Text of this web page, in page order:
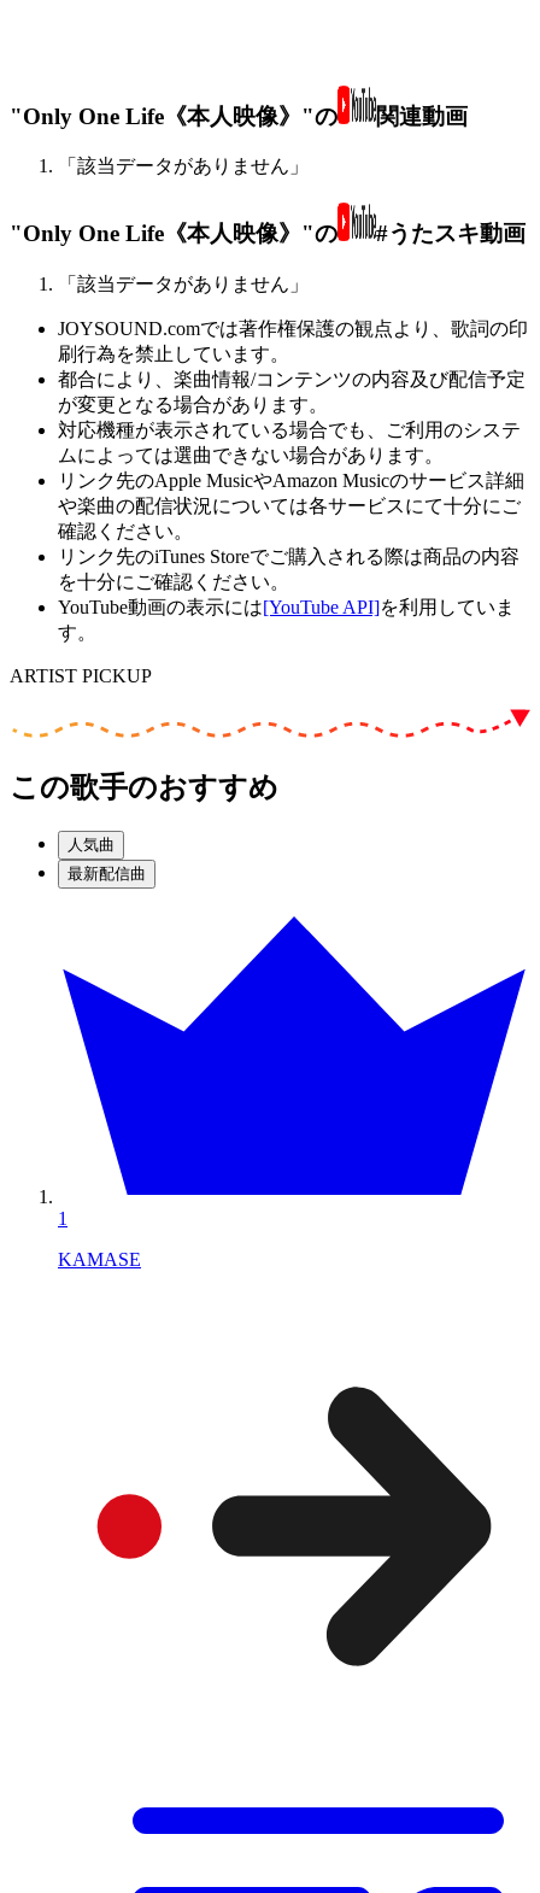
"Only One Life《本人映像》"の 関連動画
「該当データがありません」
"Only One Life《本人映像》"の #うたスキ動画
「該当データがありません」
JOYSOUND.comでは著作権保護の観点より、歌詞の印
刷行為を禁止しています。
都合により、楽曲情報/コンテンツの内容及び配信予定
が変更となる場合があります。
対応機種が表示されている場合でも、ご利用のシステ
ムによっては選曲できない場合があります。
リンク先のApple MusicやAmazon Musicのサービス詳細
や楽曲の配信状況については各サービスにて十分にご
確認ください。
リンク先のiTunes Storeでご購入される際は商品の内容
を十分にご確認ください。
YouTube動画の表示には[YouTube API]を利用していま
す。
ARTIST PICKUP
この歌手のおすすめ
人気曲
最新配信曲
1
KAMASE